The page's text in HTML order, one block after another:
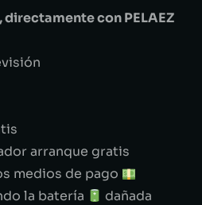
directamente con PELAEZ
arranque gratis
medios de pago
la batería
dañada